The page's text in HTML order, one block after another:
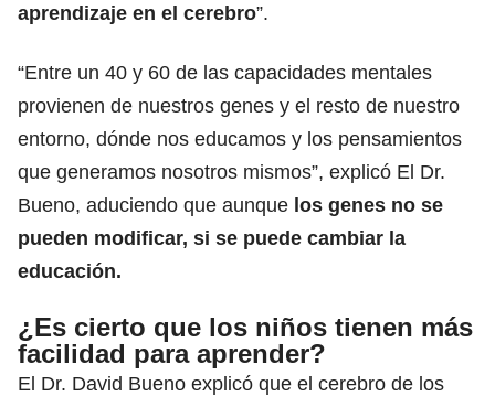
aprendizaje en el cerebro”.
“Entre un 40 y 60 de las capacidades mentales
provienen de nuestros genes y el resto de nuestro
entorno, dónde nos educamos y los pensamientos
que generamos nosotros mismos”, explicó El Dr.
Bueno, aduciendo que aunque los genes no se
pueden modificar, si se puede cambiar la
educación.
¿Es cierto que los niños tienen más
facilidad para aprender?
El Dr. David Bueno explicó que el cerebro de los